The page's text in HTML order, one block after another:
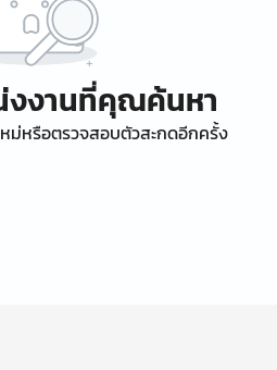
งงานที่คุณค้นหา
ม่หรือตรวจสอบตัวสะกดอีกครั้ง